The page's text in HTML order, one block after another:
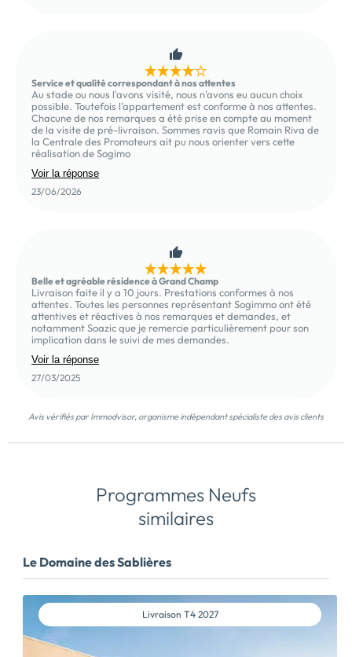
Service et qualité correspondant à nos attentes
Au stade ou nous l'avons visité, nous n'avons eu aucun choix
possible. Toutefois l'appartement est conforme à nos attentes.
Chacune de nos remarques a été prise en compte au moment
de la visite de pré-livraison. Sommes ravis que Romain Riva de
la Centrale des Promoteurs ait pu nous orienter vers cette
réalisation de Sogimo
Voir la réponse
23/06/2026
Belle et agréable résidence à Grand Champ
Livraison faite il y a 10 jours. Prestations conformes à nos
attentes. Toutes les personnes représentant Sogimmo ont été
attentives et réactives à nos remarques et demandes, et
notamment Soazic que je remercie particulièrement pour son
implication dans le suivi de mes demandes.
Voir la réponse
27/03/2025
Avis vérifiés par Immodvisor, organisme indépendant spécialiste des avis clients
Programmes Neufs
similaires
Le Domaine des Sablières
Livraison T4 2027